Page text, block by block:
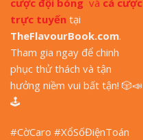
cược đội bóng và cá cược
trực tuyến tại
TheFlavourBook.com.
Tham gia ngay để chinh
phục thử thách và tận
hưởng niềm vui bất tận! 🎲📣
🕹
#CờCaro #XổSốĐiệnToán